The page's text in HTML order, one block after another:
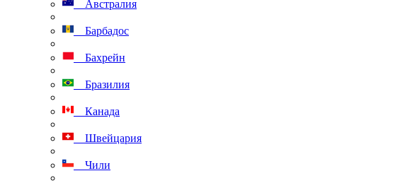
Австралия
Барбадос
Бахрейн
Бразилия
Канада
Швейцария
Чили